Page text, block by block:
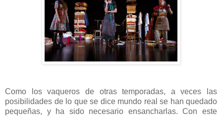
Como los vaqueros de otras temporadas, a veces las
posibilidades de lo que se dice mundo real se han quedado
pequeñas, y ha sido necesario ensancharlas. Con este